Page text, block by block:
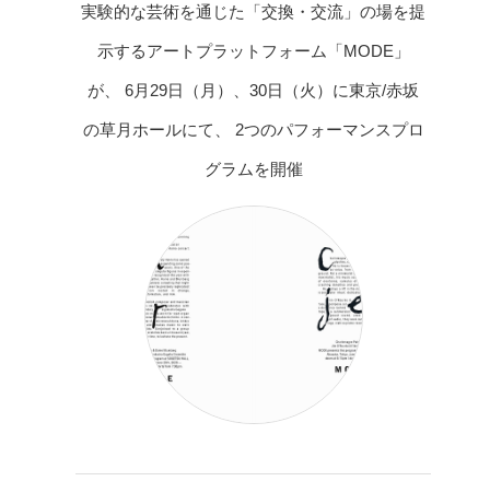
実験的な芸術を通じた「交換・交流」の場を提
示するアートプラットフォーム「MODE」
が、 6月29日（月）、30日（火）に東京/赤坂
の草月ホールにて、 2つのパフォーマンスプロ
グラムを開催